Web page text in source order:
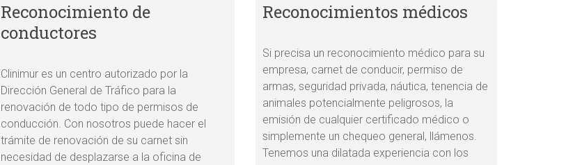
Reconocimiento de
conductores
Clinimur es un centro autorizado por la
Dirección General de Tráfico para la
renovación de todo tipo de permisos de
conducción. Con nosotros puede hacer el
trámite de renovación de su carnet sin
necesidad de desplazarse a la oficina de
Reconocimientos médicos
Si precisa un reconocimiento médico para su
empresa, carnet de conducir, permiso de
armas, seguridad privada, náutica, tenencia de
animales potencialmente peligrosos, la
emisión de cualquier certificado médico o
simplemente un chequeo general, llámenos.
Tenemos una dilatada experiencia con los